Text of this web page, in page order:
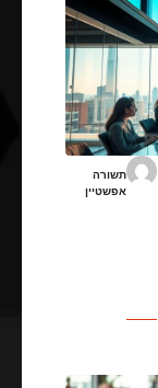
תשורה
אפשטיין